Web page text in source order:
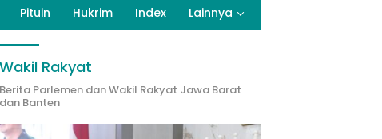
Pituin Hukrim Index Lainnya
Wakil Rakyat
Berita Parlemen dan Wakil Rakyat Jawa Barat
dan Banten